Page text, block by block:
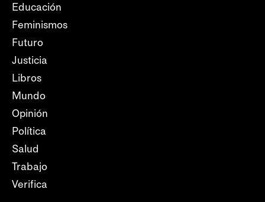
Educación
Feminismos
Futuro
Justicia
Libros
Mundo
Opinión
Política
Salud
Trabajo
Verifica